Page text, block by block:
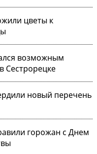
цветы к
возможным
Сестрорецке
новый перечень
горожан с Днем